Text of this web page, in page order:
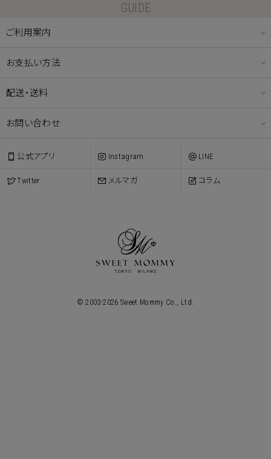
GUIDE
ご利用案内
お支払い方法
配送・送料
お問い合わせ
公式アプリ Instagram LINE
Twitter メルマガ コラム
© 2003-2026 Sweet Mommy Co., Ltd.